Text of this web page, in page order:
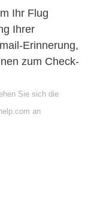
Ihr Flug
Ihrer
Erinnerung,
zum Check-
Sie sich die
an